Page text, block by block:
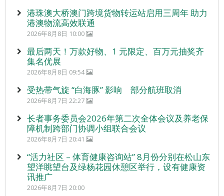
港珠澳大桥澳门跨境货物转运站启用三周年 助力
港澳物流高效联通
2026年8月8日 10:00
最后两天！万款好物、1 元限定、百万元抽奖齐
集名优展
2026年8月8日 09:54
受热带气旋 “白海豚” 影响 部分航班取消
2026年8月7日 22:27
长者事务委员会2026年第二次全体会议及养老保
障机制跨部门协调小组联合会议
2026年8月7日 20:41
“活力社区 – 体育健康咨询站” 8月份分别在松山东
望洋眺望台及绿杨花园休憩区举行，设有健康资
讯推广
2026年8月7日 20:00